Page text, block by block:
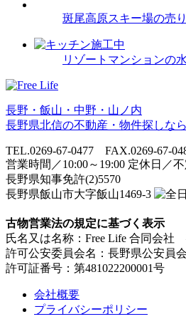
斑尾高原スキー場の売
リゾートマンションの
長野・飯山・中野・山ノ内
長野県北信の不動産・物件探しな
TEL.0269-67-0477 FAX.0269-67-
営業時間／10:00～19:00 定休日／
長野県知事免許(2)5570
長野県飯山市大字飯山1469-3
古物営業法の規定に基づく表示
氏名又は名称：Free Life 合同会
許可公安委員会名：長野県公安員会
許可証番号：第481022200001号
会社概要
プライバシーポリシー